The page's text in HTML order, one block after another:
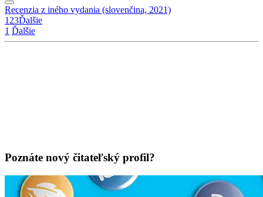
Recenzia z iného vydania (slovenčina, 2021)
123Ďalšie
1 Ďalšie
Poznáte nový čitateľský profil?